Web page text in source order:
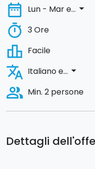
Dettagli
date_range Lun - Mar e... arrow_drop_down
timer 3 Ore
leaderboard Facile
translate Italiano e... arrow_drop_down
people_alt Min. 2 persone